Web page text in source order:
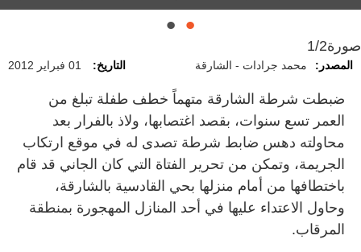
صورة1/2
المصدر: محمد جرادات - الشارقة التاريخ: 01 فبراير 2012
ضبطت شرطة الشارقة متهماً خطف طفلة تبلغ من
العمر تسع سنوات، بقصد اغتصابها، ولاذ بالفرار بعد
محاولته دهس ضابط شرطة تصدى له في موقع ارتكاب
الجريمة، وتمكن من تحرير الفتاة التي كان الجاني قد قام
باختطافها من أمام منزلها بحي القادسية بالشارقة،
وحاول الاعتداء عليها في أحد المنازل المهجورة بمنطقة
المرقاب.